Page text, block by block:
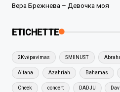
Вера Брежнева – Девочка моя
ETICHETTE
2Kvėpavimas 5MIINUST
Aitana Azahriah Bahamas
Cheek concert DADJU